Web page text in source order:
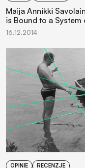
Maija Annikki
is Bound to a
16.12.2014
OPINIE RECENZJE